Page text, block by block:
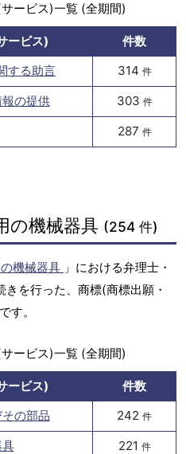
ービス)一覧 (全期間)
ービス)
件数
する助言
314 件
の提供 303 件
287 件
の機械器具 (254 件)
機械器具 」における弁理士・
を行った、商標(商標出願・
す。
ービス)一覧 (全期間)
ービス)
件数
の部品
242 件
221 件